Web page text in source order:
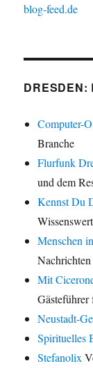
blog-feed.de
DRESDEN:
Computer-
Branche
Flurfunk
und dem
Kennst Du
Menschen
Nachrichten
Mit
Neustadt-
Spirituelles
Stefanolix